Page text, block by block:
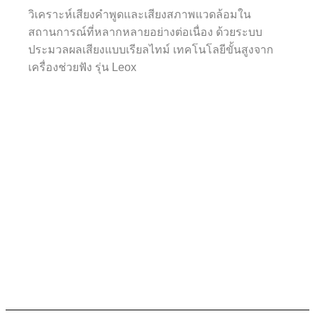
วิเคราะห์เสียงคำพูดและเสียงสภาพแวดล้อมใน
สถานการณ์ที่หลากหลายอย่างต่อเนื่อง ด้วยระบบ
ประมวลผลเสียงแบบเรียลไทม์ เทคโนโลยีขั้นสูงจาก
เครื่องช่วยฟัง รุ่น Leox